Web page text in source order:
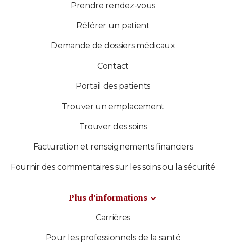
Prendre rendez-vous
Référer un patient
Demande de dossiers médicaux
Contact
Portail des patients
Trouver un emplacement
Trouver des soins
Facturation et renseignements financiers
Fournir des commentaires sur les soins ou la sécurité
Plus d’informations
Carrières
Pour les professionnels de la santé